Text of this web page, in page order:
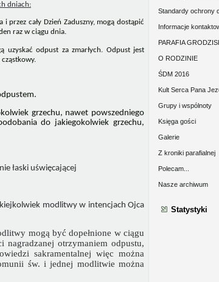
dniach:
przez cały Dzień Zaduszny, mogą dostąpić
raz w ciągu dnia.
odpust za zmarłych. Odpust jest
grzechu, nawet powszedniego
do jakiegokolwiek grzechu,
łaski uświęcającej
modlitwy w intencjach Ojca
mogą być dopełnione w ciągu
otrzymaniem odpustu,
sakramentalnej więc można
św. i jednej modlitwie można
Standardy ochrony
duszpasterstwie
Informacje
PARAFIA
O RODZINIE
ŚDM 2016
Kult Serca Pana
Grupy i wspólnoty
Księga gości
Galerie
Z kroniki parafialnej
Polecam...
Nasze archiwum
Statystyki